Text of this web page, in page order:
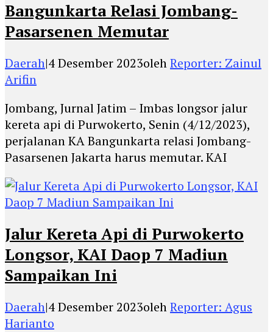
Bangunkarta Relasi Jombang-
Pasarsenen Memutar
Daerah|4 Desember 2023olehReporter: Zainul
Arifin
Jombang, Jurnal Jatim – Imbas longsor jalur
kereta api di Purwokerto, Senin (4/12/2023),
perjalanan KA Bangunkarta relasi Jombang-
Pasarsenen Jakarta harus memutar. KAI
Jalur Kereta Api di Purwokerto
Longsor, KAI Daop 7 Madiun
Sampaikan Ini
Daerah|4 Desember 2023olehReporter: Agus
Harianto